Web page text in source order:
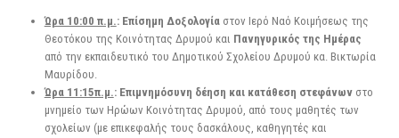
Ώρα 10:00 π.μ.: Επίσημη Δοξολογίαστον Ιερό Ναό Κοιμήσεως της
Θεοτόκου της Κοινότητας Δρυμού και Πανηγυρικός της Ημέρας
από την εκπαιδευτικό του Δημοτικού Σχολείου Δρυμού κα. Βικτωρία
Μαυρίδου.
Ώρα 11:15π.μ.: Επιμνημόσυνη δέηση και κατάθεση στεφάνωνστο
μνημείο των Ηρώων Κοινότητας Δρυμού, από τους μαθητές των
σχολείων (με επικεφαλής τους δασκάλους, καθηγητές και